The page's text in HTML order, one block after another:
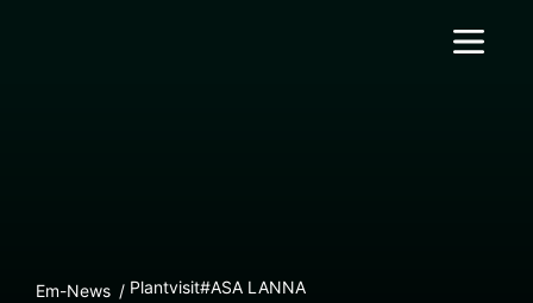
Em-News Plantvisit#ASA LANNA